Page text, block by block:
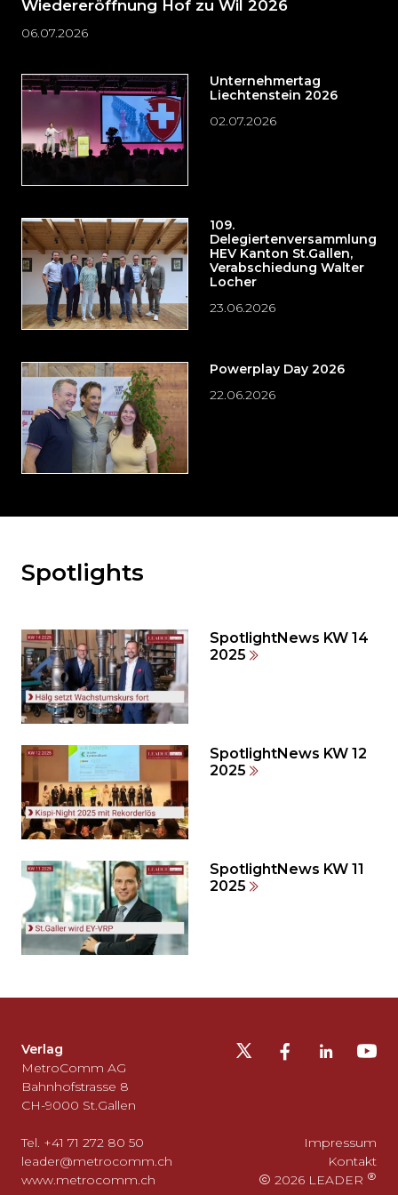
Wiedereröffnung Hof zu Wil 2026
06.07.2026
Unternehmertag
Liechtenstein 2026
02.07.2026
109.
Delegiertenversammlung
HEV Kanton St.Gallen,
Verabschiedung Walter
Locher
23.06.2026
Powerplay Day 2026
22.06.2026
Möchten
den
weiteren
Inhalt
auslassen
und
zum
Seitenende
springen?
Spotlights
SpotlightNews KW 14
2025
SpotlightNews KW 12
2025
SpotlightNews KW 11
2025
auslassen
und
zurück
zum
gehen?
Verlag
MetroComm AG
Bahnhofstrasse 8
CH-9000 St.Gallen
Tel. +41 71 272 80 50
leader@metrocomm.ch
www.metrocomm.ch
Impressum
Kontakt
2026 LEADER